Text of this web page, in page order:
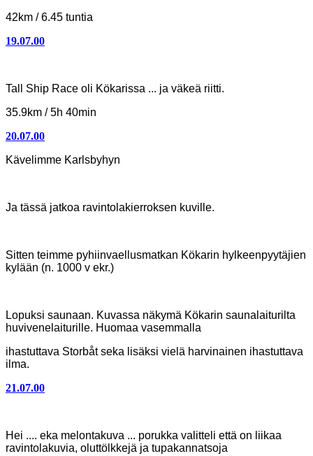
42km / 6.45 tuntia
19.07.00
Tall Ship Race oli Kökarissa ... ja väkeä riitti.
35.9km / 5h 40min
20.07.00
Kävelimme Karlsbyhyn
Ja tässä jatkoa ravintolakierroksen kuville.
Sitten teimme pyhiinvaellusmatkan Kökarin hylkeenpyytäjien
kylään (n. 1000 v ekr.)
Lopuksi saunaan. Kuvassa näkymä Kökarin saunalaiturilta
huvivenelaiturille. Huomaa vasemmalla
ihastuttava Storbåt seka lisäksi vielä harvinainen ihastuttava
ilma.
21.07.00
Hei .... eka melontakuva ... porukka valitteli että on liikaa
ravintolakuvia, oluttölkkejä ja tupakannatsoja